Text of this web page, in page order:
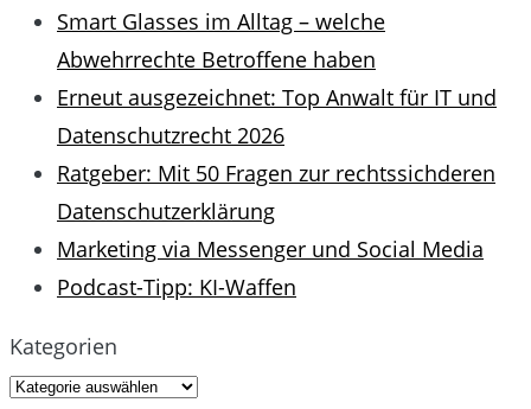
Smart Glasses im Alltag – welche
Abwehrrechte Betroffene haben
Erneut ausgezeichnet: Top Anwalt für IT und
Datenschutzrecht 2026
Ratgeber: Mit 50 Fragen zur rechtssichderen
Datenschutzerklärung
Marketing via Messenger und Social Media
Podcast-Tipp: KI-Waffen
Kategorien